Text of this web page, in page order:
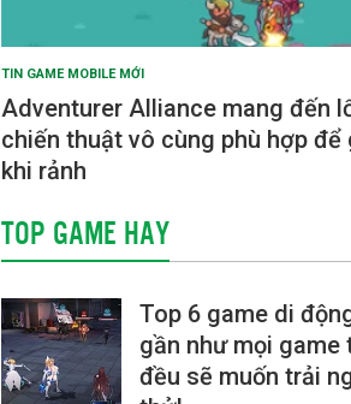
TIN GAME MOBILE MỚI
Adventurer Alliance mang đến
chiến thuật vô cùng phù hợp để
khi rảnh
TOP GAME HAY
Top 6 game di
gần như mọi game
đều sẽ muốn trải